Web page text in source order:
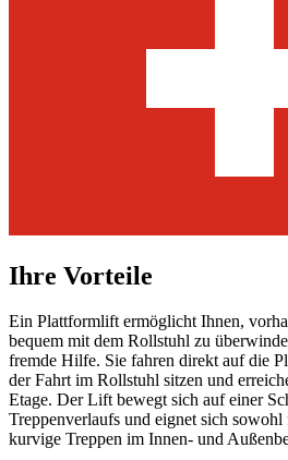
Ihre Vorteile
Ein Plattformlift ermöglicht Ihnen,
bequem mit dem Rollstuhl zu
fremde Hilfe. Sie fahren direkt auf die
der Fahrt im Rollstuhl sitzen und
Etage. Der Lift bewegt sich auf einer
Treppenverlaufs und eignet sich
kurvige Treppen im Innen- und